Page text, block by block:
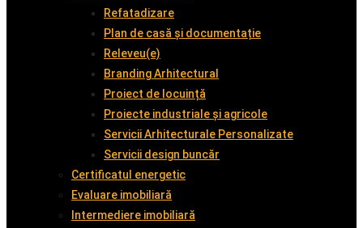
Refatadizare
Plan de casă și documentație
Releveu(e)
Branding Arhitectural
Proiect de locuință
Proiecte industriale și agricole
Servicii Arhitecturale Personalizate
Servicii design buncăr
Certificatul energetic
Evaluare imobiliară
Intermediere imobiliară